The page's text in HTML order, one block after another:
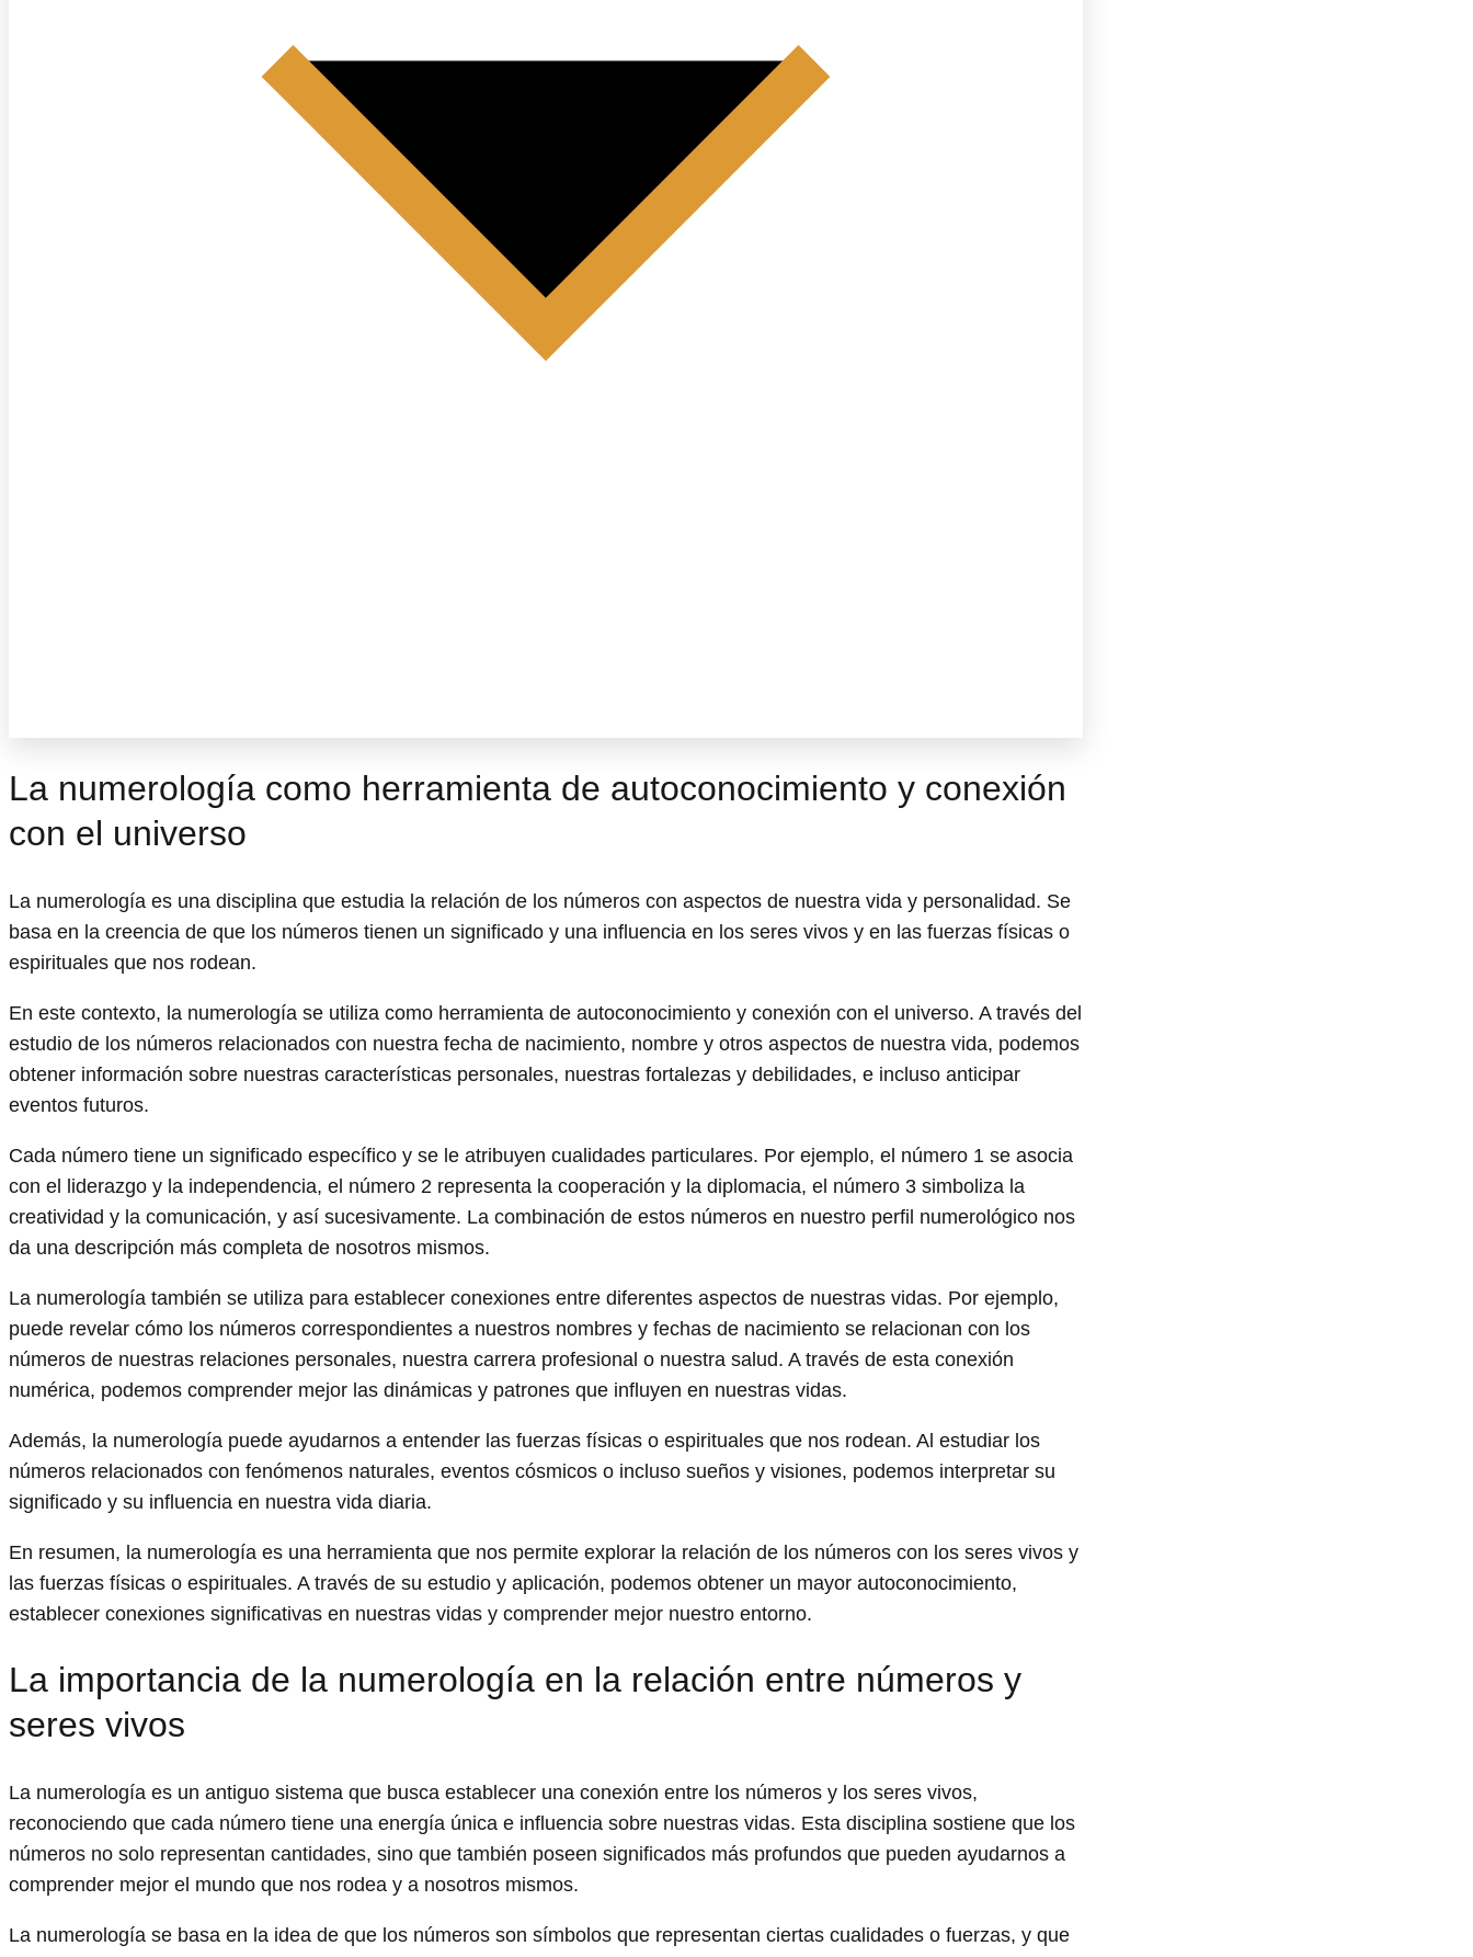
La numerología como herramienta de autoconocimiento y conexión
con el universo
La numerología es una disciplina que estudia la relación de los números con aspectos de nuestra vida y personalidad. Se
basa en la creencia de que los números tienen un significado y una influencia en los seres vivos y en las fuerzas físicas o
espirituales que nos rodean.
En este contexto, la numerología se utiliza como herramienta de autoconocimiento y conexión con el universo. A través del
estudio de los números relacionados con nuestra fecha de nacimiento, nombre y otros aspectos de nuestra vida, podemos
obtener información sobre nuestras características personales, nuestras fortalezas y debilidades, e incluso anticipar
eventos futuros.
Cada número tiene un significado específico y se le atribuyen cualidades particulares. Por ejemplo, el número 1 se asocia
con el liderazgo y la independencia, el número 2 representa la cooperación y la diplomacia, el número 3 simboliza la
creatividad y la comunicación, y así sucesivamente. La combinación de estos números en nuestro perfil numerológico nos
da una descripción más completa de nosotros mismos.
La numerología también se utiliza para establecer conexiones entre diferentes aspectos de nuestras vidas. Por ejemplo,
puede revelar cómo los números correspondientes a nuestros nombres y fechas de nacimiento se relacionan con los
números de nuestras relaciones personales, nuestra carrera profesional o nuestra salud. A través de esta conexión
numérica, podemos comprender mejor las dinámicas y patrones que influyen en nuestras vidas.
Además, la numerología puede ayudarnos a entender las fuerzas físicas o espirituales que nos rodean. Al estudiar los
números relacionados con fenómenos naturales, eventos cósmicos o incluso sueños y visiones, podemos interpretar su
significado y su influencia en nuestra vida diaria.
En resumen, la numerología es una herramienta que nos permite explorar la relación de los números con los seres vivos y
las fuerzas físicas o espirituales. A través de su estudio y aplicación, podemos obtener un mayor autoconocimiento,
establecer conexiones significativas en nuestras vidas y comprender mejor nuestro entorno.
La importancia de la numerología en la relación entre números y
seres vivos
La numerología es un antiguo sistema que busca establecer una conexión entre los números y los seres vivos,
reconociendo que cada número tiene una energía única e influencia sobre nuestras vidas. Esta disciplina sostiene que los
números no solo representan cantidades, sino que también poseen significados más profundos que pueden ayudarnos a
comprender mejor el mundo que nos rodea y a nosotros mismos.
La numerología se basa en la idea de que los números son símbolos que representan ciertas cualidades o fuerzas, y que